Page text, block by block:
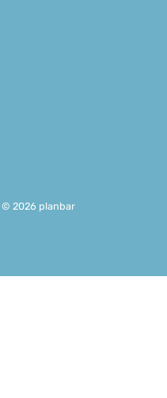
2026 planbar